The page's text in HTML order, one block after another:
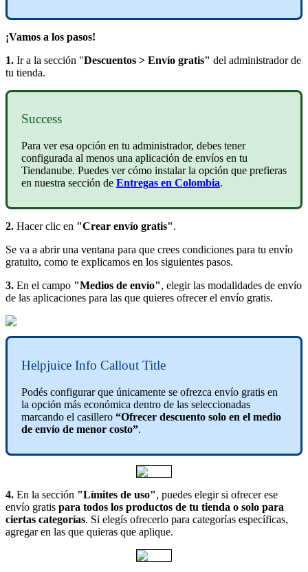
¡Vamos a los pasos!
1. Ir a la sección "Descuentos > Envío gratis" del administrador de
tu tienda.
Success
Para ver esa opción en tu administrador, debes tener
configurada al menos una aplicación de envíos en tu
Tiendanube. Puedes ver cómo instalar la opción que prefieras
en nuestra sección de Entregas en Colombia.
2. Hacer clic en "Crear envío gratis".
Se va a abrir una ventana para que crees condiciones para tu envío
gratuito, como te explicamos en los siguientes pasos.
3. En el campo "Medios de envío", elegir las modalidades de envío
de las aplicaciones para las que quieres ofrecer el envío gratis.
Helpjuice Info Callout Title
Podés configurar que únicamente se ofrezca envío gratis en
la opción más económica dentro de las seleccionadas
marcando el casillero “Ofrecer descuento solo en el medio
de envío de menor costo”.
4. En la sección "Límites de uso", puedes elegir si ofrecer ese
envío gratis para todos los productos de tu tienda o solo para
ciertas categorías. Si elegís ofrecerlo para categorías específicas,
agregar en las que quieras que aplique.